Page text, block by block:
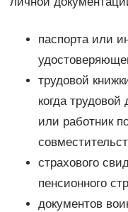
паспорта или
трудовой
когда
или работник
страхового
пенсионного
документов